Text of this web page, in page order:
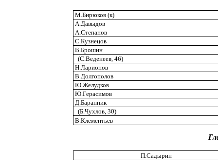
М.Бирюков (к)
А.Давыдов
А.Степанов
С.Кузнецов
В.Брошин
(С.Веденеев, 46)
Н.Ларионов
В.Долгополов
Ю.Желудков
Ю.Герасимов
Д.Баранник
(Б.Чухлов, 30)
В.Клементьев
П.Садырин